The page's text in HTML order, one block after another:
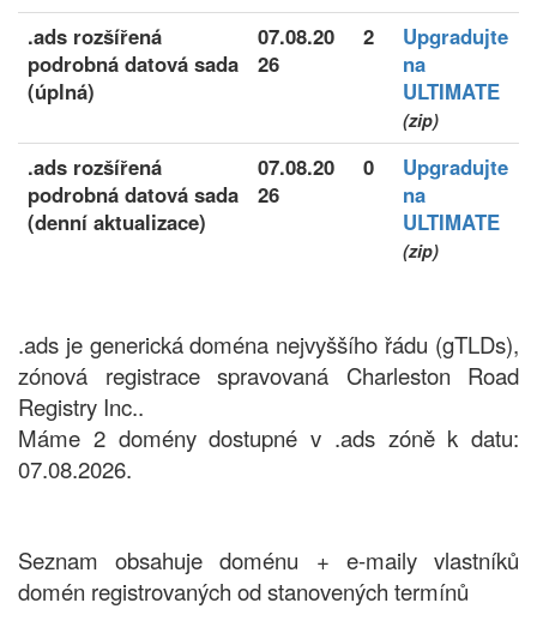
.ads rozšířená
podrobná datová sada
(úplná)
07.08.20
26
2
Upgradujte
na
ULTIMATE
(zip)
.ads rozšířená
podrobná datová sada
(denní aktualizace)
07.08.20
26
0
Upgradujte
na
ULTIMATE
(zip)
.ads je generická doména nejvyššího řádu (gTLDs),
zónová registrace spravovaná Charleston Road
Registry Inc..
Máme 2 domény dostupné v .ads zóně k datu:
07.08.2026.
Seznam obsahuje doménu + e-maily vlastníků
domén registrovaných od stanovených termínů